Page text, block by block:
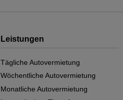
Leistungen
Tägliche Autovermietung
Wöchentliche Autovermietung
Monatliche Autovermietung